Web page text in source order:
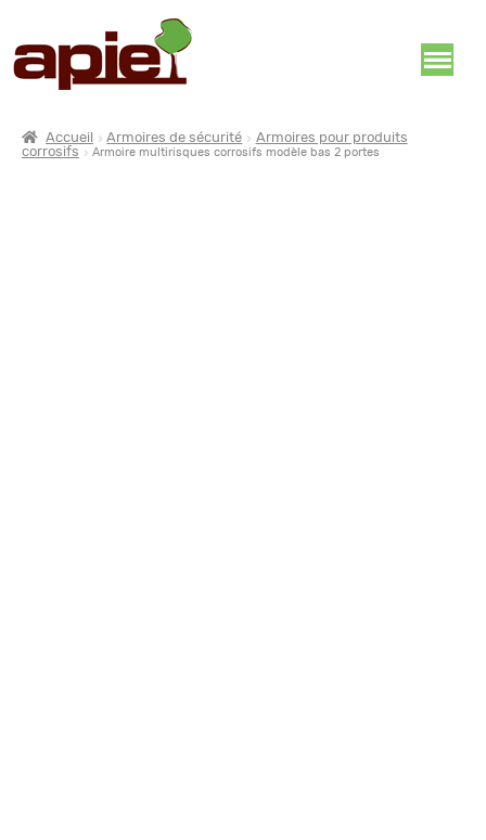
Accueil Armoires de sécurité
Armoires pour produits
corrosifs
Armoire multirisques corrosifs modèle bas 2 portes